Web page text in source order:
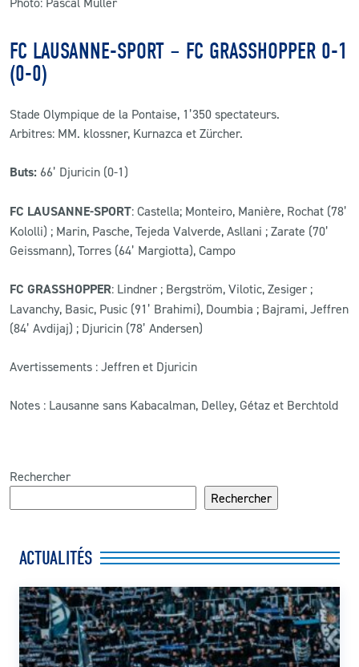
FC LAUSANNE-SPORT – FC GRASSHOPPER 0-1
(0-0)
Stade Olympique de la Pontaise, 1’350 spectateurs.
Arbitres: MM. klossner, Kurnazca et Zürcher.
Buts: 66’ Djuricin (0-1)
FC LAUSANNE-SPORT: Castella; Monteiro, Manière, Rochat (78’
Kololli) ; Marin, Pasche, Tejeda Valverde, Asllani ; Zarate (70’
Geissmann), Torres (64’ Margiotta), Campo
FC GRASSHOPPER: Lindner ; Bergström, Vilotic, Zesiger ;
Lavanchy, Basic, Pusic (91’ Brahimi), Doumbia ; Bajrami, Jeffren
(84’ Avdijaj) ; Djuricin (78’ Andersen)
Avertissements : Jeffren et Djuricin
Notes : Lausanne sans Kabacalman, Delley, Gétaz et Berchtold
Rechercher
Rechercher
ACTUALITÉS